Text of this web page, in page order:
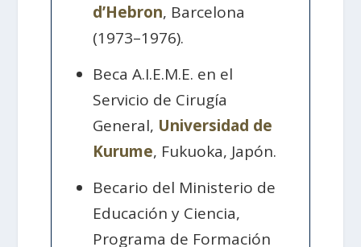
d’Hebron, Barcelona
(1973–1976).
Beca A.I.E.M.E. en el
Servicio de Cirugía
General, Universidad de
Kurume, Fukuoka, Japón.
Becario del Ministerio de
Educación y Ciencia,
Programa de Formación